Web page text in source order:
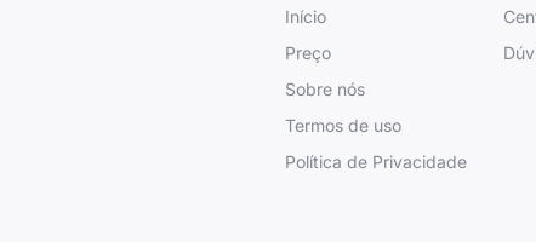
Início
Preço
Sobre nós
Termos de uso
Política de Privacidade